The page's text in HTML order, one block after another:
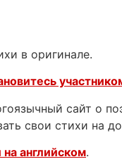
в оригинале.
сайт о
свои стихи на
английском.